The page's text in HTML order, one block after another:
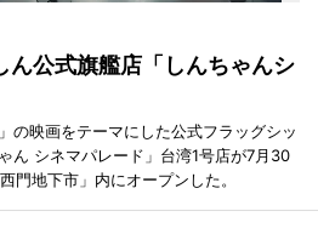
ん公式旗艦店「しんちゃんシ
の映画をテーマにした公式フラッグシッ
ん シネマパレード」台湾1号店が7月30
門地下市」内にオープンした。